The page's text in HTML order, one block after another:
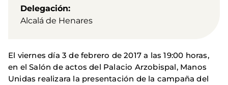
Delegación
Alcalá de Henares
El viernes día 3 de febrero de 2017 a las 19:00 horas,
en el Salón de actos del Palacio Arzobispal, Manos
Unidas realizara la presentación de la campaña del